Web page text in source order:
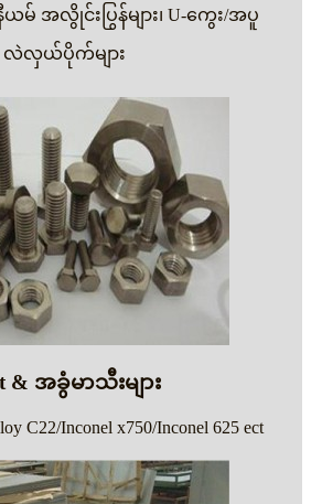
အလွိုင်းပြွန်များ၊ U-ကွေး/အပူ
လဲလှယ်ပိုက်များ
& အခွံမာသီးများ
C22/Inconel x750/Inconel 625 ect